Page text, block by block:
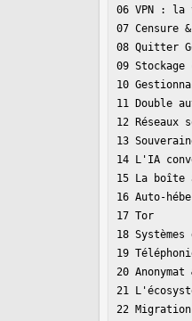
06 VPN : la
07
08 Quitter
09
10
11 Double
12 Réseaux
13
14 L'IA
15 La
16 Auto-
17 Tor
18
19
20 Anonymat
21
22